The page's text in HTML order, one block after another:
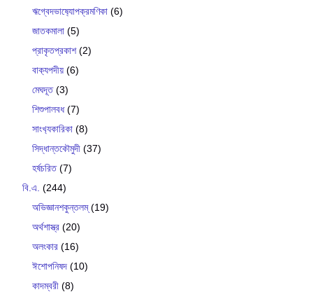
ঋগ্বেদভাষ‍্যোপক্রমণিকা (6)
জাতকমালা (5)
প্রাকৃতপ্রকাশ(2)
বাক‍্যপদীয় (6)
মেঘদূত(3)
শিশুপালবধ(7)
সাংখ‍্যকারিকা (8)
সিদ্ধান্তকৌমুদী (37)
হর্ষচরিত(7)
বি.এ. (244)
অভিজ্ঞানশকুন্তলম্(19)
অর্থশাস্ত্র (20)
অলংকার (16)
ঈশোপনিষদ (10)
কাদম্বরী (8)